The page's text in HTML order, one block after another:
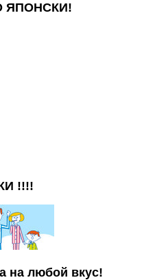
ЯПОНСКИ!
!!!!
на любой вкус!